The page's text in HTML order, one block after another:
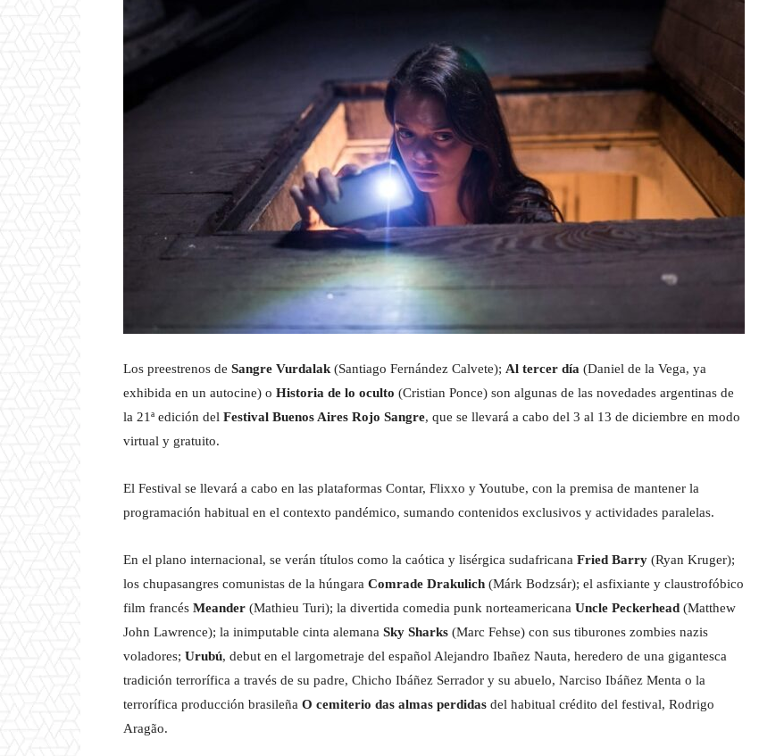
Los preestrenos de Sangre Vurdalak(Santiago Fernández Calvete); Al tercer día (Daniel de la Vega, ya
exhibida en un autocine) o Historia de lo oculto (Cristian Ponce) son algunas de las novedades argentinas de
la 21ª edición del Festival Buenos Aires Rojo Sangre, que se llevará a cabo del 3 al 13 de diciembre en modo
virtual y gratuito.
El Festival se llevará a cabo en las plataformas Contar, Flixxo y Youtube, con la premisa de mantener la
programación habitual en el contexto pandémico, sumando contenidos exclusivos y actividades paralelas.
En el plano internacional, se verán títulos como la caótica y lisérgica sudafricana Fried Barry (Ryan Kruger);
los chupasangres comunistas de la húngara Comrade Drakulich (Márk Bodzsár); el asfixiante y claustrofóbico
film francés Meander (Mathieu Turi); la divertida comedia punk norteamericana Uncle Peckerhead (Matthew
John Lawrence); la inimputable cinta alemana Sky Sharks (Marc Fehse) con sus tiburones zombies nazis
voladores; Urubú, debut en el largometraje del español Alejandro Ibañez Nauta, heredero de una gigantesca
tradición terrorífica a través de su padre, Chicho Ibáñez Serrador y su abuelo, Narciso Ibáñez Menta o la
terrorífica producción brasileña O cemiterio das almas perdidas del habitual crédito del festival, Rodrigo
Aragão.